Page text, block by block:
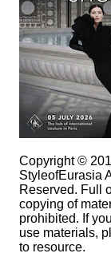
Copyright ©
StyleofEurasia
Reserved. Full
copying of
prohibited. If
use materials,
to resource.